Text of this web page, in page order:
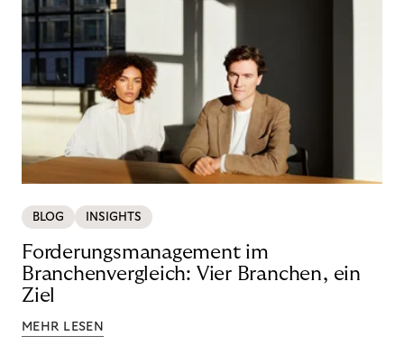
BLOG INSIGHTS
Forderungsmanagement im
Branchenvergleich: Vier Branchen, ein
Ziel
MEHR LESEN